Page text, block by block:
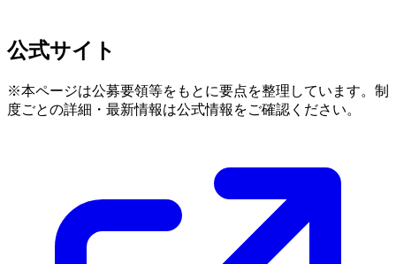
公式サイト
※本ページは公募要領等をもとに要点を整理しています。制
度ごとの詳細・最新情報は公式情報をご確認ください。